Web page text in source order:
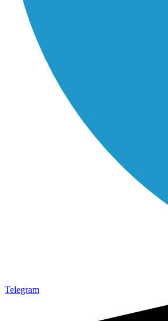
Telegram